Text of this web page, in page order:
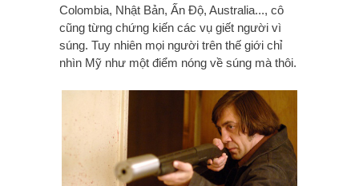
Colombia, Nhật Bản, Ấn Độ, Australia..., cô
cũng từng chứng kiến các vụ giết người vì
súng. Tuy nhiên mọi người trên thế giới chỉ
nhìn Mỹ như một điểm nóng về súng mà thôi.